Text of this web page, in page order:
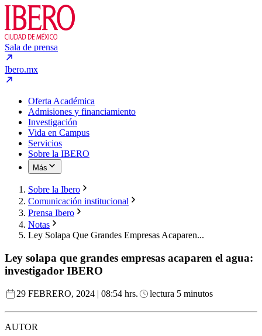
Sala de prensa
Ibero.mx
Oferta Académica
Admisiones y financiamiento
Investigación
Vida en Campus
Servicios
Sobre la IBERO
Más
Sobre la Ibero
Comunicación institucional
Prensa Ibero
Notas
Ley Solapa Que Grandes Empresas Acaparen...
Ley solapa que grandes empresas acaparen el agua:
investigador IBERO
29 FEBRERO, 2024 | 08:54 hrs. lectura 5 minutos
AUTOR